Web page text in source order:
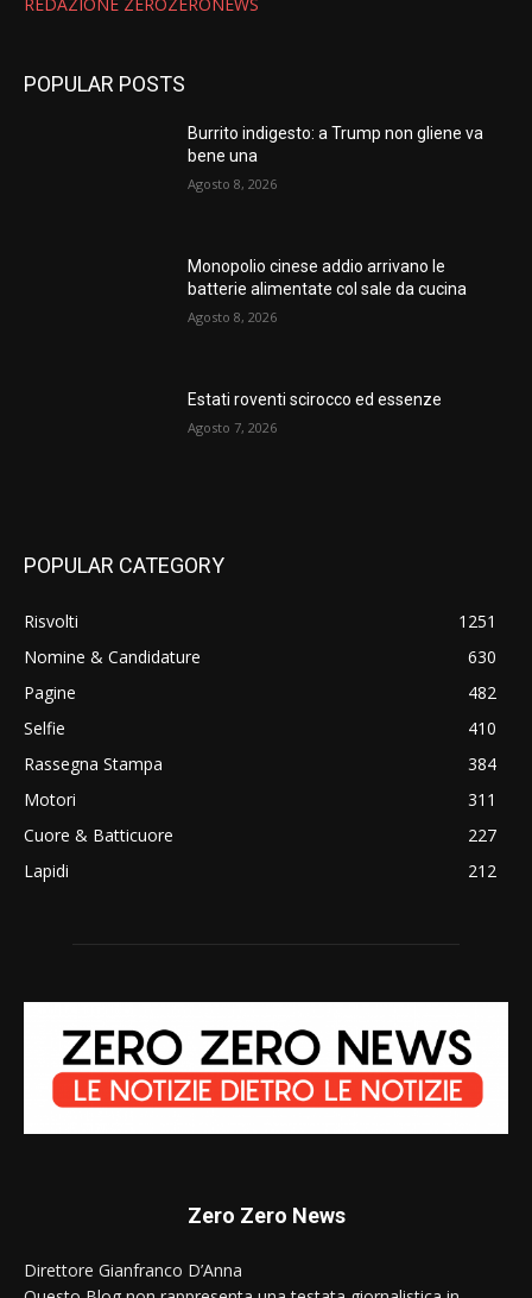
REDAZIONE ZEROZERONEWS
POPULAR POSTS
Burrito indigesto: a Trump non gliene va
bene una
Agosto 8, 2026
Monopolio cinese addio arrivano le
batterie alimentate col sale da cucina
Agosto 8, 2026
Estati roventi scirocco ed essenze
Agosto 7, 2026
POPULAR CATEGORY
Risvolti
1251
Nomine & Candidature
630
Pagine
482
Selfie
410
Rassegna Stampa
384
Motori
311
Cuore & Batticuore
227
Lapidi
212
Zero Zero News
Direttore Gianfranco D’Anna